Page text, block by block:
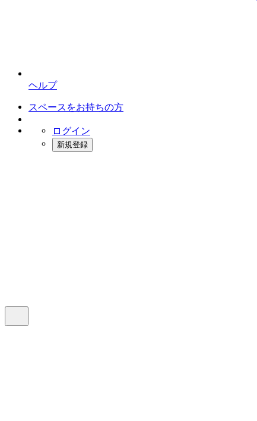
ヘルプ
スペースをお持ちの方
ログイン
新規登録